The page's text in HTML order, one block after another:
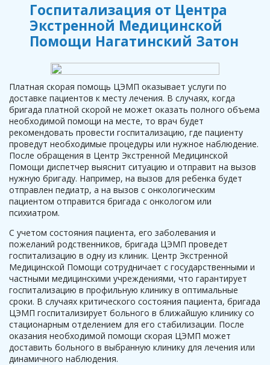
Госпитализация от Центра
Экстренной Медицинской
Помощи Нагатинский Затон
Платная скорая помощь ЦЭМП оказывает услуги по
доставке пациентов к месту лечения. В случаях, когда
бригада платной скорой не может оказать полного объема
необходимой помощи на месте, то врач будет
рекомендовать провести госпитализацию, где пациенту
проведут необходимые процедуры или нужное наблюдение.
После обращения в Центр Экстренной Медицинской
Помощи диспетчер выяснит ситуацию и отправит на вызов
нужную бригаду. Например, на вызов для ребенка будет
отправлен педиатр, а на вызов с онкологическим
пациентом отправится бригада с онкологом или
психиатром.
С учетом состояния пациента, его заболевания и
пожеланий родственников, бригада ЦЭМП проведет
госпитализацию в одну из клиник. Центр Экстренной
Медицинской Помощи сотрудничает с государственными и
частными медицинскими учреждениями, что гарантирует
госпитализацию в профильную клинику в оптимальные
сроки. В случаях критического состояния пациента, бригада
ЦЭМП госпитализирует больного в ближайшую клинику со
стационарным отделением для его стабилизации. После
оказания необходимой помощи скорая ЦЭМП может
доставить больного в выбранную клинику для лечения или
динамичного наблюдения.